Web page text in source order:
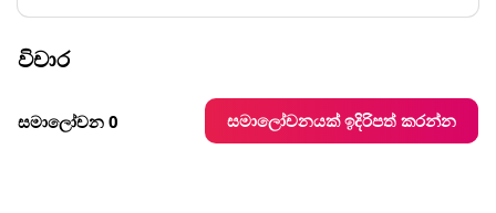
විචාර
සමාලෝචන 0 සමාලෝචනයක් ඉදිරිපත් කරන්න